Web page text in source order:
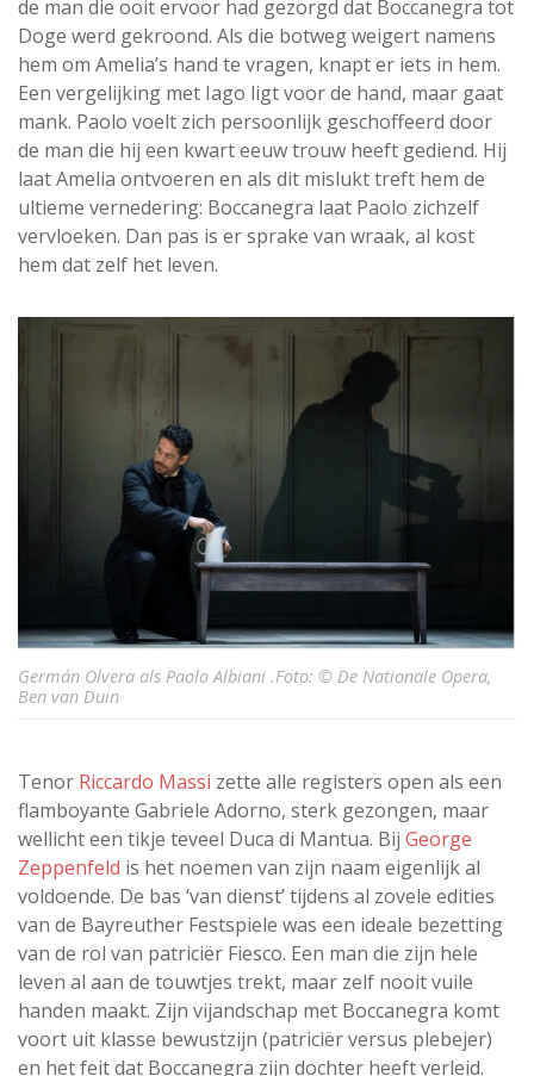
de man die ooit ervoor had gezorgd dat Boccanegra tot
Doge werd gekroond. Als die botweg weigert namens
hem om Amelia’s hand te vragen, knapt er iets in hem.
Een vergelijking met Iago ligt voor de hand, maar gaat
mank. Paolo voelt zich persoonlijk geschoffeerd door
de man die hij een kwart eeuw trouw heeft gediend. Hij
laat Amelia ontvoeren en als dit mislukt treft hem de
ultieme vernedering: Boccanegra laat Paolo zichzelf
vervloeken. Dan pas is er sprake van wraak, al kost
hem dat zelf het leven.
Germán Olvera als Paolo Albiani .Foto: © De Nationale Opera,
Ben van Duin
Tenor Riccardo Massi zette alle registers open als een
flamboyante Gabriele Adorno, sterk gezongen, maar
wellicht een tikje teveel Duca di Mantua. Bij George
Zeppenfeld is het noemen van zijn naam eigenlijk al
voldoende. De bas ‘van dienst’ tijdens al zovele edities
van de Bayreuther Festspiele was een ideale bezetting
van de rol van patriciër Fiesco. Een man die zijn hele
leven al aan de touwtjes trekt, maar zelf nooit vuile
handen maakt. Zijn vijandschap met Boccanegra komt
voort uit klasse bewustzijn (patriciër versus plebejer)
en het feit dat Boccanegra zijn dochter heeft verleid.